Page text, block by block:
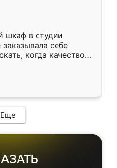
шкаф в студии
заказывала себе
когда качеством
кухня уже почти
Еще